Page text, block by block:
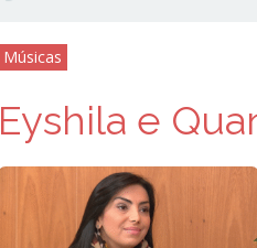
Músicas
Eyshila e